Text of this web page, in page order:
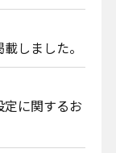
しました。
定に関するお